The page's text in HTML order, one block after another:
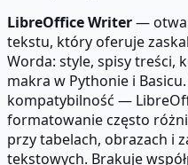
LibreOffice Writer—
tekstu, który oferuje
Worda: style, spisy treści,
makra w Pythonie i
kompatybilność —
formatowanie często
przy tabelach, obrazach i
tekstowych. Brakuje